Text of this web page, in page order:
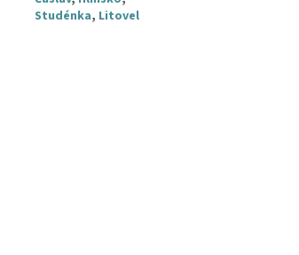
Studénka, Litovel